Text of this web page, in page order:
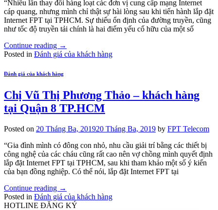
“Nhiều lần thay đổi hàng loạt các đơn vị cung cấp mạng Internet
cáp quang, nhưng mình chỉ thật sự hài lòng sau khi tiến hành lắp đặt
Internet FPT tại TPHCM. Sự thiếu ổn định của đường truyền, cũng
như tốc độ truyền tải chính là hai điểm yếu cố hữu của một số
Continue reading →
Posted in Đánh giá của khách hàng
Đánh giá của khách hàng
Chị Vũ Thị Phương Thảo – khách hàng
tại Quận 8 TP.HCM
Posted on 20 Tháng Ba, 201920 Tháng Ba, 2019 by FPT Telecom
“Gia đình mình có đông con nhỏ, nhu cầu giải trí bằng các thiết bị
công nghệ của các cháu cũng rất cao nên vợ chồng mình quyết định
lắp đặt Internet FPT tại TPHCM, sau khi tham khảo một số ý kiến
của bạn đồng nghiệp. Có thể nói, lắp đặt Internet FPT tại
Continue reading →
Posted in Đánh giá của khách hàng
HOTLINE ĐĂNG KÝ